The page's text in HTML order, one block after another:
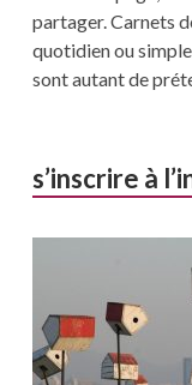
partager. Carnets
quotidien ou
sont autant de
s’inscrire à